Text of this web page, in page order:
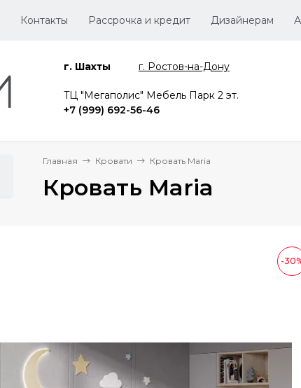
Контакты Рассрочка и кредит Дизайнерам
г. Шахты г. Ростов-на-Дону
TЦ "Мегаполис" Мебель Парк 2 эт.
+7 (999) 692-56-46
Главная Кровати Кровать Maria
Кровать Maria
-